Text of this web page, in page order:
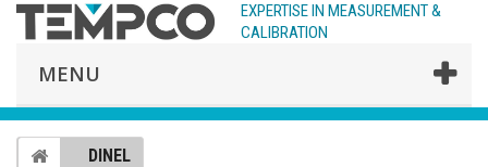
EXPERTISE IN MEASUREMENT &
CALIBRATION
MENU
DINEL